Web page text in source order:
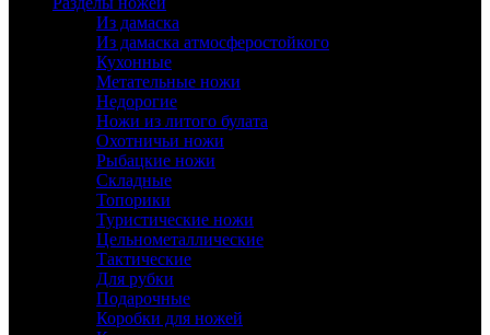
Из дамаска
Из дамаска атмосферостойкого
Кухонные
Метательные ножи
Недорогие
Ножи из литого булата
Охотничьи ножи
Рыбацкие ножи
Складные
Топорики
Туристические ножи
Цельнометаллические
Тактические
Для рубки
Подарочные
Коробки для ножей